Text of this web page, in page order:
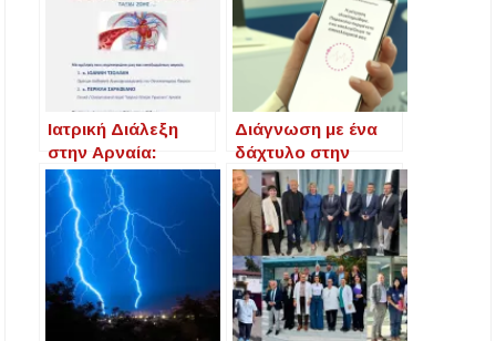
μαστού, στον
Πολύγυρο.
Υγιαίνειν
υπενθυμίζει – Η
έγκαιρη διάγνωση
σώζει ζωές
Ιατρική Διάλεξη
στην Αρναία:
«Καρδιαγγειακή
Νόσος – Από την
Εύκολη Πρόληψη
στην Εξειδικευμένη
Θεραπεία»
Διάγνωση με ένα
δάχτυλο στην
κάμερα του κινητού
– Δείτε πώς
λειτουργεί η
εφαρμογή